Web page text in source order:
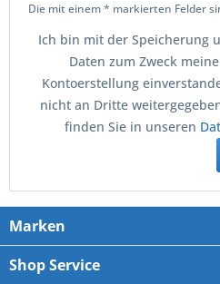
Die mit einem * markierten Felder
Ich bin mit der Speicherung
Daten zum Zweck
Kontoerstellung
nicht an Dritte
finden Sie in unseren
Marken
Shop Service